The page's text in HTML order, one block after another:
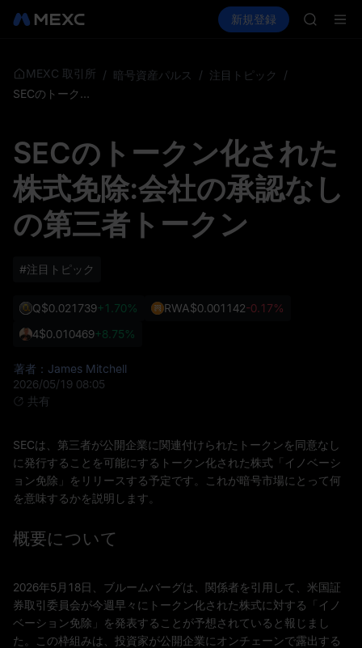
現物 先物取引 PLTR
新規登録
HEI
CAP
UNITREE
Unitree
MEXC 取引所 / 暗号資産パルス / 注目トピック
/
SECのトークン化された株式免除:会社の承認なしの第三者トークン
SECのトークン化された
株式免除:会社の承認なし
の第三者トークン
#注目トピック
Q$0.021739+1.70% RWA$0.001142-0.17%
4$0.010469+8.75%
著者：James Mitchell
2026/05/19 08:05
共有
SECは、第三者が公開企業に関連付けられたトークンを同意なし
に発行することを可能にするトークン化された株式「イノベーシ
ョン免除」をリリースする予定です。これが暗号市場にとって何
を意味するかを説明します。
概要について
2026年5月18日、ブルームバーグは、関係者を引用して、米国証
券取引委員会が今週早々にトークン化された株式に対する「イノ
ベーション免除」を発表することが予想されていると報じまし
た。この枠組みは、投資家が公開企業にオンチェーンで露出する